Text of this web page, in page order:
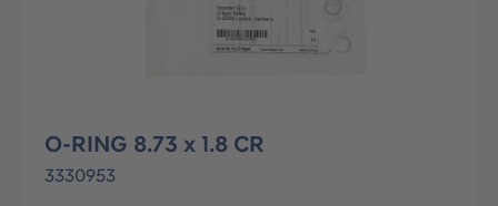
O-RING 8.73 x 1.8 CR
3330953